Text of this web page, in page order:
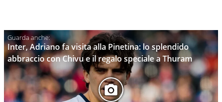
Inter, Adriano fa visita alla Pinetina: lo splendido
abbraccio con Chivu e il regalo speciale a Thuram